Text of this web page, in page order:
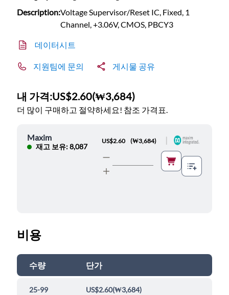
Description:Voltage Supervisor/Reset IC, Fixed, 1
Channel, +3.06V, CMOS, PBCY3
데이터시트
지원팀에 문의 게시물 공유
내 가격:US$2.60(₩3,684)
더 많이 구매하고 절약하세요! 참조 가격표.
Maxim
재고 보유: 8,087
US$2.60 (₩3,684)
비용
수량 단가
25-99 US$2.60(₩3,684)